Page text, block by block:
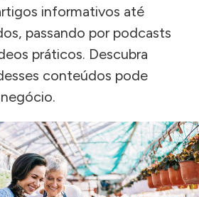
informativos até
passando por podcasts
práticos. Descubra
conteúdos pode